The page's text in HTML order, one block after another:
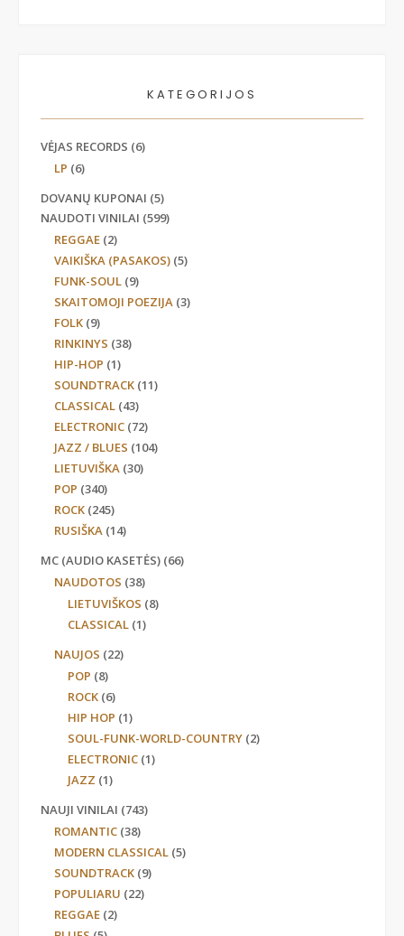
KATEGORIJOS
VĖJAS RECORDS (6)
LP (6)
DOVANŲ KUPONAI (5)
NAUDOTI VINILAI (599)
REGGAE (2)
VAIKIŠKA (PASAKOS) (5)
FUNK-SOUL (9)
SKAITOMOJI POEZIJA (3)
FOLK (9)
RINKINYS (38)
HIP-HOP (1)
SOUNDTRACK (11)
CLASSICAL (43)
ELECTRONIC (72)
JAZZ / BLUES (104)
LIETUVIŠKA (30)
POP (340)
ROCK (245)
RUSIŠKA (14)
MC (AUDIO KASETĖS) (66)
NAUDOTOS (38)
LIETUVIŠKOS (8)
CLASSICAL (1)
NAUJOS (22)
POP (8)
ROCK (6)
HIP HOP (1)
SOUL-FUNK-WORLD-COUNTRY (2)
ELECTRONIC (1)
JAZZ (1)
NAUJI VINILAI (743)
ROMANTIC (38)
MODERN CLASSICAL (5)
SOUNDTRACK (9)
POPULIARU (22)
REGGAE (2)